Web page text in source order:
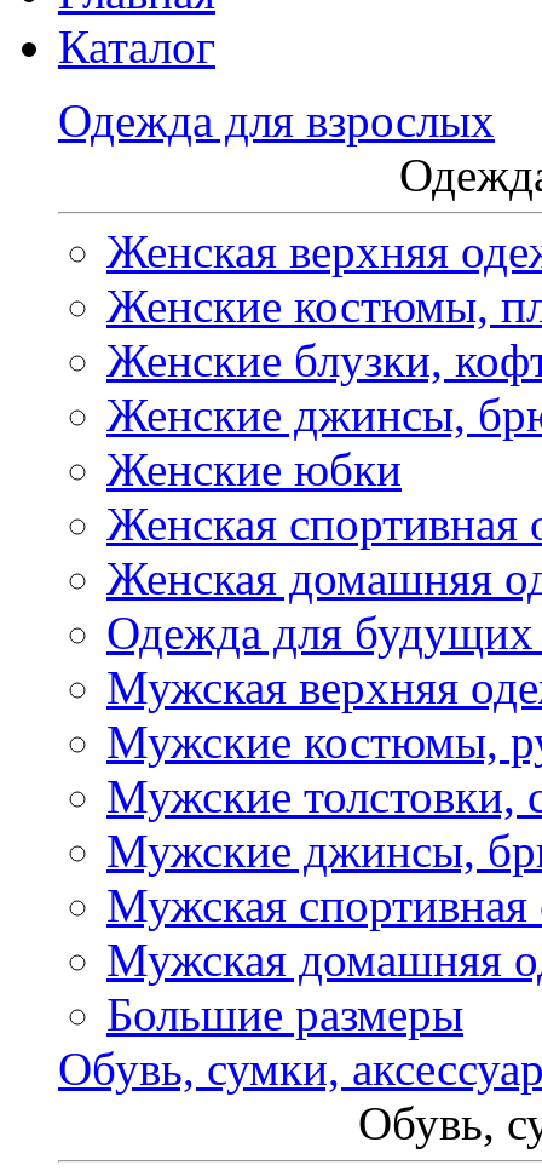
Каталог
Одежда для взрослых
Женская верхняя
Женские костюмы,
Женские блузки,
Женские джинсы,
Женские юбки
Женская спортивная
Женская домашняя
Одежда для
Мужская верхняя
Мужские костюмы,
Мужские толстовки,
Мужские джинсы,
Мужская спортивная
Мужская домашняя
Большие размеры
Обувь, сумки,
Обувь,